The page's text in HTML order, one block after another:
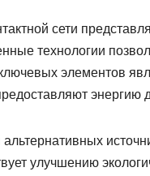
сети
технологии
элементов
энергию
улучшению